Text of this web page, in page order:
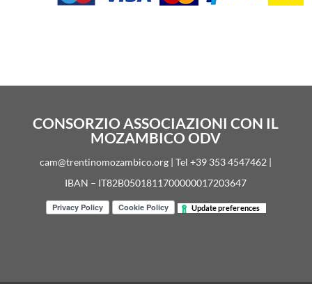
CONSORZIO ASSOCIAZIONI CON IL
MOZAMBICO ODV
cam@trentinomozambico.org | Tel +39 353 4547462 |
IBAN – IT82B0501811700000017203647
Update preferences